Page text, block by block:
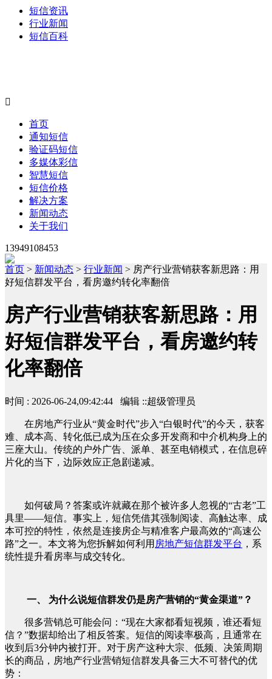
短信资讯
行业新闻
短信百科

首页
通知短信
验证码短信
多媒体彩信
智慧短信
短信价格
解决方案
新闻动态
关于我们
13949108453
首页 > 新闻动态 > 行业新闻 > 房产行业营销获客新思路：用
好短信群发平台，看房邀约转化率翻倍
房产行业营销获客新思路：用
好短信群发平台，看房邀约转
化率翻倍
时间 : 2026-06-24,09:42:44 编辑 ::超级管理员
在房地产行业从“黄金时代”步入“白银时代”的今天，获客
难、成本高、转化低已成为压在众多开发商和中介机构身上的
三座大山。传统的户外广告、派单、甚至电销模式，在信息碎
片化的当下，边际效应正急剧递减。
如何破局？答案或许就藏在那个被许多人忽视的“古老”工
具里——短信。事实上，短信凭借其强制阅读、高触达率、成
本可控的特性，依然是连接房企与精准客户最高效的“高速公
路”之一。本文将为您拆解如何利用 房地产短信群发平台 ，系
统性提升看房率与成交转化。
一、 为什么说短信群发仍是房产营销的“黄金渠道”？
很多营销总可能会问：“现在大家都看短视频，谁还看短
信？”数据却给出了相反答案。短信的阅读率极高，且通常在
收到后3分钟内被打开。对于房产这种大宗、低频、决策周期
长的商品，房地产行业营销短信群发具备三大不可替代的优
势：